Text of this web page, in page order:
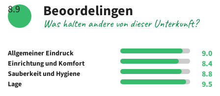
8.9
Was halten andere von dieser Unterkunft?
Beoordelingen
Allgemeiner Eindruck 9.0
Einrichtung und Komfort 8.4
Sauberkeit und Hygiene 8.8
Lage 9.5